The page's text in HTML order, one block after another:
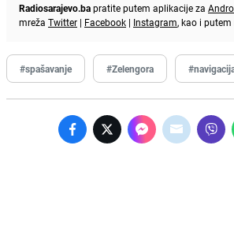
Radiosarajevo.bapratite putem aplikacije za
mreža Twitter | Facebook | Instagram, kao i putem
#spašavanje #Zelengora